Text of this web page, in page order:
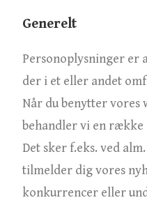
Generelt
Personoplysninger er
der i et eller andet
Når du benytter vores
behandler vi en
Det sker f.eks. ved
tilmelder dig vores
konkurrencer eller